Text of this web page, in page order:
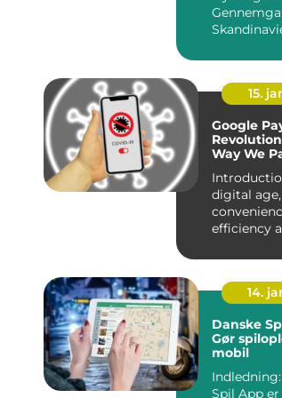
App Introduktion:
Ma...
15.
Google
Way We
digital age,
efficiency
aspect o...
14.
Danske
Gør
mobil
Indledning: Danske
Spil App er